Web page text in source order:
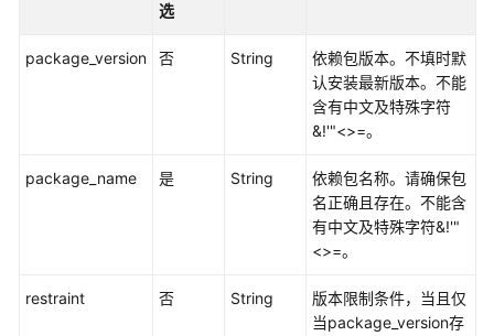
例
题
除
选
package_version 否 String
依赖包版本。不填时默
认安装最新版本。不能
含有中文及特殊字符
&!'"<>=。
package_name 是 String
依赖包名称。请确保包
名正确且存在。不能含
有中文及特殊字符&!'"
<>=。
restraint 否 String
版本限制条件，当且仅
当package_version存